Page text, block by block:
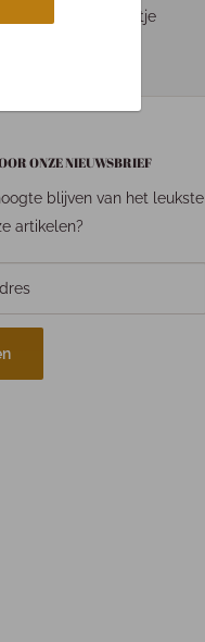
drukte kan je pakketje
ONZE NIEUWSBRIEF
blijven van het leukste
artikelen?